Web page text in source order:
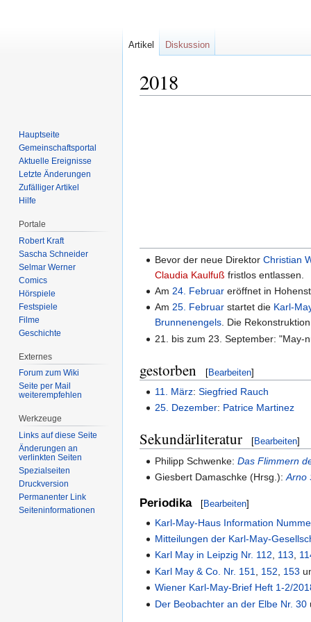
2018
Bevor der neue DirektorChristian
Claudia Kaulfuß fristlos entlassen.
Am 24. Februar eröffnet in
Am25. Februar startet die Karl-
Brunnenengels. Die
21. bis zum 23. September: "May-
gestorben [Bearbeiten]
11. März:Siegfried Rauch
25. Dezember: Patrice Martinez
Sekundärliteratur [Bearbeiten]
Philipp Schwenke:Das Flimmern
Giesbert Damaschke (Hrsg.):Arno
Periodika [Bearbeiten]
Karl-May-Haus Information
Mitteilungen der Karl-May-
Karl May in Leipzig Nr. 112, 113,
Karl May & Co. Nr. 151
152 153
Wiener Karl-May-Brief Heft 1-2/
Der Beobachter an der Elbe Nr. 30
Artikel Diskussion
Hauptseite
Gemeinschafts­portal
Aktuelle Ereignisse
Letzte Änderungen
Zufälliger Artikel
Hilfe
Portale
Robert Kraft
Sascha Schneider
Selmar Werner
Comics
Hörspiele
Festspiele
Filme
Geschichte
Externes
Forum zum Wiki
Seite per Mail
weiterempfehlen
Werkzeuge
Links auf diese Seite
Änderungen an
verlinkten Seiten
Spezialseiten
Druckversion
Permanenter Link
Seiten­informationen